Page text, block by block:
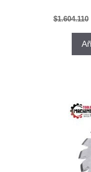
$1.604.110